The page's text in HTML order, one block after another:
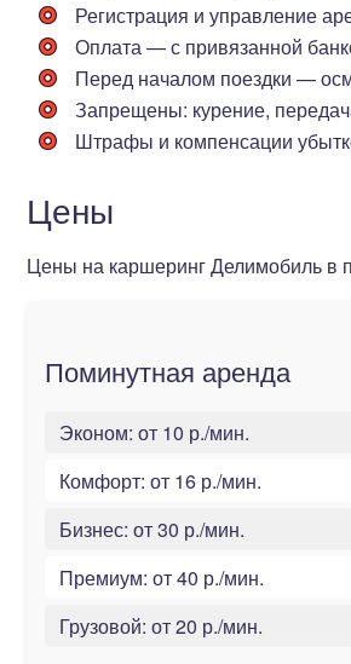
Регистрация и управление
Оплата — с привязанной
Перед началом поездки —
Запрещены: курение,
Штрафы и компенсации
Цены
Цены на каршеринг Делимобиль в
Поминутная аренда
Эконом: от 10 р./мин.
Комфорт: от 16 р./мин.
Бизнес: от 30 р./мин.
Премиум: от 40 р./мин.
Грузовой: от 20 р./мин.